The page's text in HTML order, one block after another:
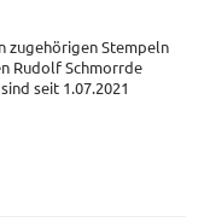
zugehörigen Stempeln
Rudolf Schmorrde
seit 1.07.2021